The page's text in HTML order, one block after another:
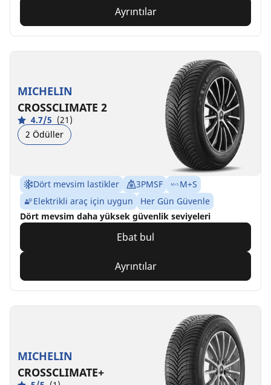
Ayrıntılar
MICHELIN
CROSSCLIMATE 2
4.7/5 (21)
2 Ödüller
Dört mevsim lastikler 3PMSF
M+S
Elektrikli araç için uygun
Her Gün Güvenle
Dört mevsim daha yüksek güvenlik seviyeleri
Ebat bul
Ayrıntılar
MICHELIN
CROSSCLIMATE+